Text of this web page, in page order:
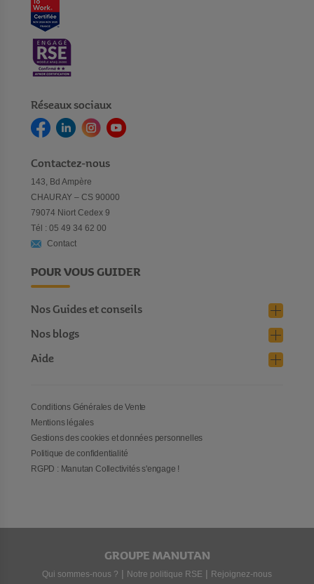
Réseaux sociaux
Contactez-nous
143, Bd Ampère
CHAURAY – CS 90000
79074 Niort Cedex 9
Tél : 05 49 34 62 00
Contact
POUR VOUS GUIDER
Nos Guides et conseils
Nos blogs
Aide
Conditions Générales de Vente
Mentions légales
Gestions des cookies et données personnelles
Politique de confidentialité
RGPD : Manutan Collectivités s'engage !
GROUPE MANUTAN
Qui sommes-nous ? | Notre politique RSE | Rejoignez-nous